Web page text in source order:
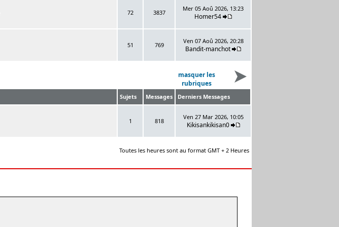
72 3837
Mer 05 Aoû 2026, 13:23
Homer54
51 769
Ven 07 Aoû 2026, 20:28
Bandit-manchot
masquer les
rubriques
Sujets Messages Derniers Messages
1 818
Ven 27 Mar 2026, 10:05
Kikisankikisan0
Toutes les heures sont au format GMT + 2 Heures